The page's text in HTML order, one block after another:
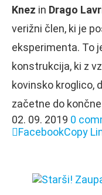
Knez in Drago
verižni člen, ki je
eksperimenta. To
konstrukcija, ki z
kovinsko kroglico,
začetne do
02. 09. 2019 0
FacebookCopy